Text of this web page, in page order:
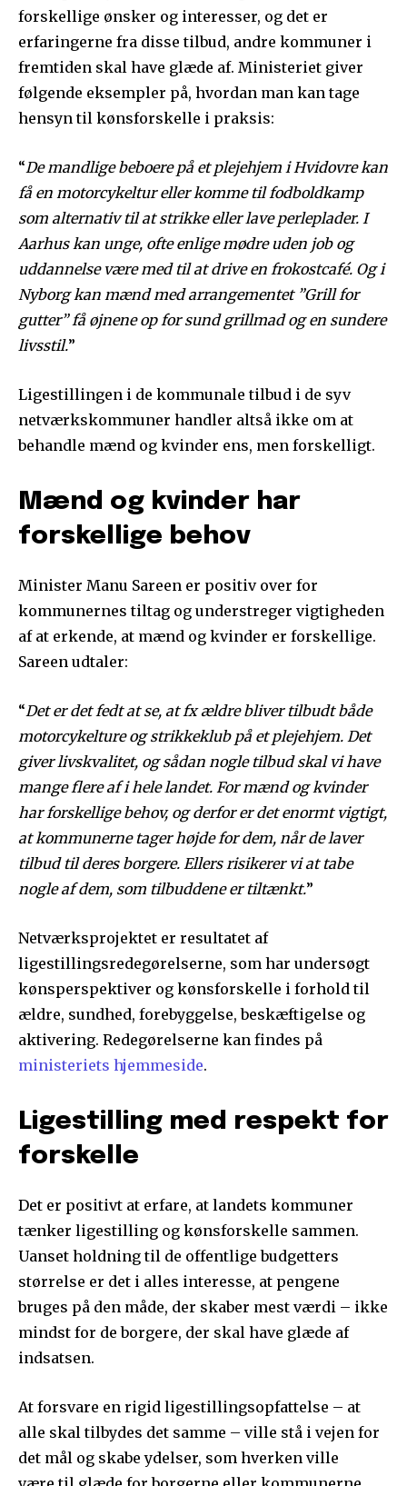
forskellige ønsker og interesser, og det er
erfaringerne fra disse tilbud, andre kommuner i
fremtiden skal have glæde af. Ministeriet giver
følgende eksempler på, hvordan man kan tage
hensyn til kønsforskelle i praksis:
“De mandlige beboere på et plejehjem i Hvidovre kan
få en motorcykeltur eller komme til fodboldkamp
som alternativ til at strikke eller lave perleplader. I
Aarhus kan unge, ofte enlige mødre uden job og
uddannelse være med til at drive en frokostcafé. Og i
Nyborg kan mænd med arrangementet ”Grill for
gutter” få øjnene op for sund grillmad og en sundere
livsstil.”
Ligestillingen i de kommunale tilbud i de syv
netværkskommuner handler altså ikke om at
behandle mænd og kvinder ens, men forskelligt.
Mænd og kvinder har
forskellige behov
Minister Manu Sareen er positiv over for
kommunernes tiltag og understreger vigtigheden
af at erkende, at mænd og kvinder er forskellige.
Sareen udtaler:
“Det er det fedt at se, at fx ældre bliver tilbudt både
motorcykelture og strikkeklub på et plejehjem. Det
giver livskvalitet, og sådan nogle tilbud skal vi have
mange flere af i hele landet. For mænd og kvinder
har forskellige behov, og derfor er det enormt vigtigt,
at kommunerne tager højde for dem, når de laver
tilbud til deres borgere. Ellers risikerer vi at tabe
nogle af dem, som tilbuddene er tiltænkt.”
Netværksprojektet er resultatet af
ligestillingsredegørelserne, som har undersøgt
kønsperspektiver og kønsforskelle i forhold til
ældre, sundhed, forebyggelse, beskæftigelse og
aktivering. Redegørelserne kan findes på
ministeriets hjemmeside.
Ligestilling med respekt for
forskelle
Det er positivt at erfare, at landets kommuner
tænker ligestilling og kønsforskelle sammen.
Uanset holdning til de offentlige budgetters
størrelse er det i alles interesse, at pengene
bruges på den måde, der skaber mest værdi – ikke
mindst for de borgere, der skal have glæde af
indsatsen.
At forsvare en rigid ligestillingsopfattelse – at
alle skal tilbydes det samme – ville stå i vejen for
det mål og skabe ydelser, som hverken ville